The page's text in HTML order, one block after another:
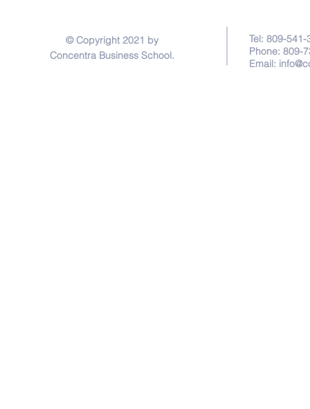
© Copyright 2021 by
Concentra Business School.
Tel: 809-541-
Phone: 809-
Email: